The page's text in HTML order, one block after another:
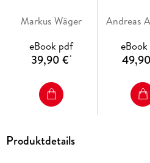
Auflösung und Bildgröße
Belichtungskorrektur:
Freistellen und isolieren
Montage und Compositing
Fotografische Aufgaben
Markus Wäger
eBook pdf
39,90 €*
Andreas
Produktdetails